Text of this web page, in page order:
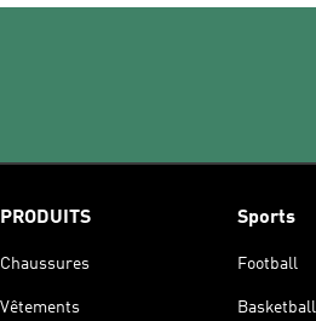
PRODUITS
Chaussures
Vêtements
Sports
Football
Basketball